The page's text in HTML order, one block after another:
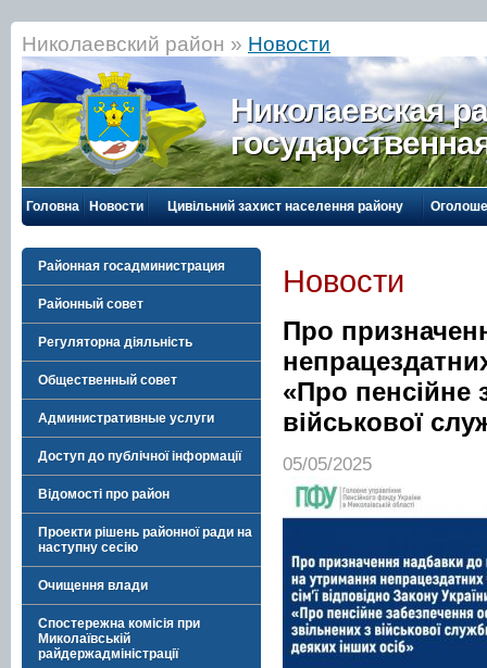
Николаевский район » Новости
Николаевская
Головна Новости Цивільний захист населення району
Районная госадминистрация
Районный совет
Регуляторна діяльність
Общественный совет
Административные услуги
Доступ до публічної інформації
Відомості про район
Проекти рішень районної ради на
наступну сесію
Очищення влади
Спостережна комісія при
Миколаївській
райдержадміністрації
Новости
Про
«Про пенсійне
військової
05/05/2025